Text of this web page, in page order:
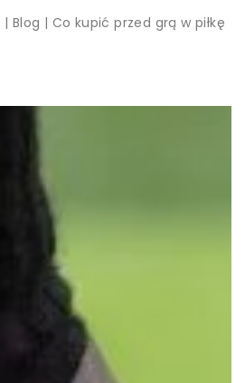
| Blog | Co kupić przed grą w piłkę